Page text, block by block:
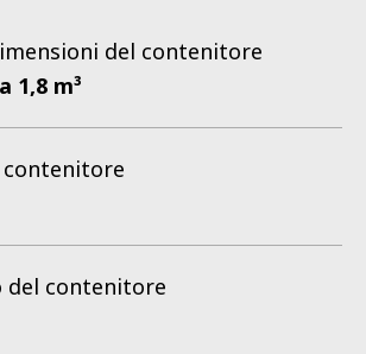
del contenitore
1,8 m³
del contenitore